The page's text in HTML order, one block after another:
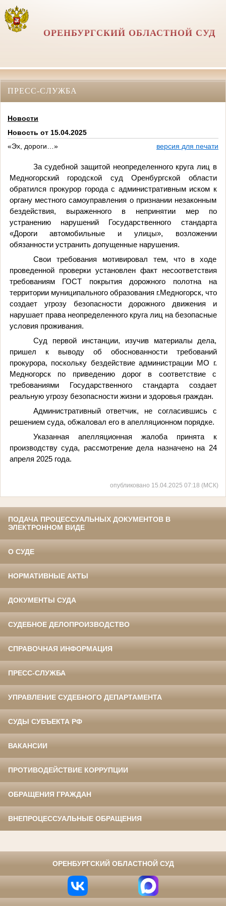
ОРЕНБУРГСКИЙ ОБЛАСТНОЙ СУД
ПРЕСС-СЛУЖБА
Новости
Новость от 15.04.2025
«Эх, дороги…»
версия для печати
За судебной защитой неопределенного круга лиц в
Медногорский городской суд Оренбургской области
обратился прокурор города с административным иском к
органу местного самоуправления о признании незаконным
бездействия, выраженного в непринятии мер по
устранению нарушений Государственного стандарта
«Дороги автомобильные и улицы», возложении
обязанности устранить допущенные нарушения.
Свои требования мотивировал тем, что в ходе
проведенной проверки установлен факт несоответствия
требованиям ГОСТ покрытия дорожного полотна на
территории муниципального образования г.Медногорск, что
создает угрозу безопасности дорожного движения и
нарушает права неопределенного круга лиц на безопасные
условия проживания.
Суд первой инстанции, изучив материалы дела,
пришел к выводу об обоснованности требований
прокурора, поскольку бездействие администрации МО г.
Медногорск по приведению дорог в соответствие с
требованиями Государственного стандарта создает
реальную угрозу безопасности жизни и здоровья граждан.
Административный ответчик, не согласившись с
решением суда, обжаловал его в апелляционном порядке.
Указанная апелляционная жалоба принята к
производству суда, рассмотрение дела назначено на 24
апреля 2025 года.
опубликовано 15.04.2025 07:18 (МСК)
ПОДАЧА ПРОЦЕССУАЛЬНЫХ ДОКУМЕНТОВ В
ЭЛЕКТРОННОМ ВИДЕ
О СУДЕ
НОРМАТИВНЫЕ АКТЫ
ДОКУМЕНТЫ СУДА
СУДЕБНОЕ ДЕЛОПРОИЗВОДСТВО
СПРАВОЧНАЯ ИНФОРМАЦИЯ
ПРЕСС-СЛУЖБА
УПРАВЛЕНИЕ СУДЕБНОГО ДЕПАРТАМЕНТА
СУДЫ СУБЪЕКТА РФ
ВАКАНСИИ
ПРОТИВОДЕЙСТВИЕ КОРРУПЦИИ
ОБРАЩЕНИЯ ГРАЖДАН
ВНЕПРОЦЕССУАЛЬНЫЕ ОБРАЩЕНИЯ
ОРЕНБУРГСКИЙ ОБЛАСТНОЙ СУД